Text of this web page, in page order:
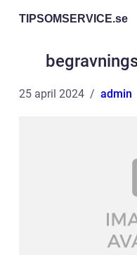
TIPSOMSERVICE.se
25 april 2024 admin